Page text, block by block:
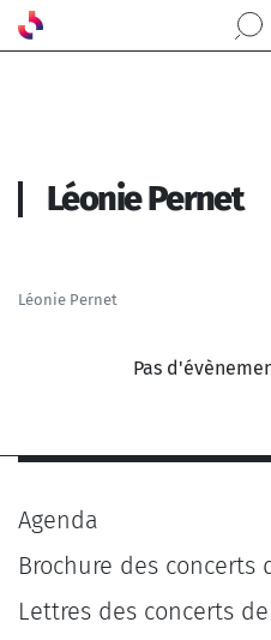
Aller au contenu principal
Léonie Pernet
Léonie Pernet
Pas
Agenda
Brochure des concerts
Lettres des concerts